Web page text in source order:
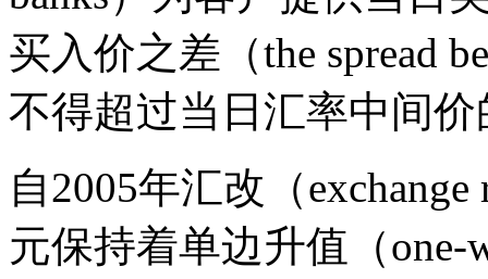
买入价之差（the spread
不得超过当日汇率中间
自2005年汇改（
元保持着单边升值（one-